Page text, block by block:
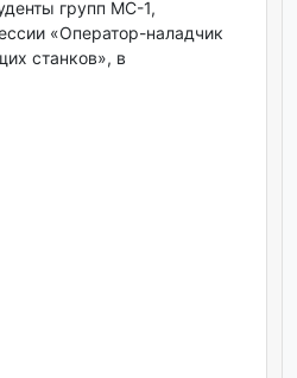
групп МС-1,
«Оператор-наладчик
станков», в